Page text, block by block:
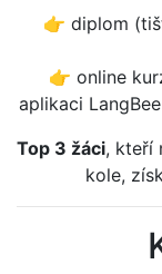
👉 diplom
👉 online
aplikaci
Top 3 žáci, kteří
kole,